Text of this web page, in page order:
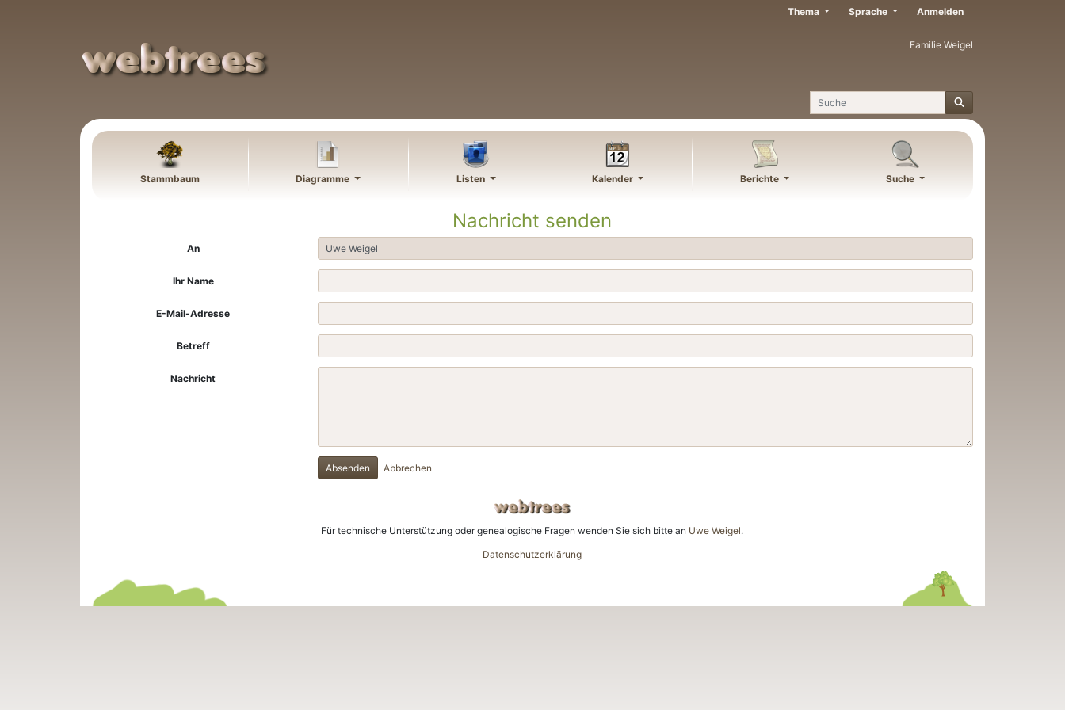
Familie Weigel
Suche
Thema Sprache Anmelden
Stammbaum Diagramme Listen Kalender Berichte Suche
Nachricht senden
An
Ihr Name
E-Mail-Adresse
Betreff
Nachricht
Absenden Abbrechen
Für technische Unterstützung oder genealogische Fragen wenden Sie sich bitte an Uwe Weigel.
Datenschutzerklärung